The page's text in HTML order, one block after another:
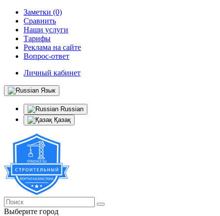
Заметки (0)
Сравнить
Наши услуги
Тарифы
Реклама на сайте
Вопрос-ответ
Личный кабинет
Язык
Russian
Қазақ
Выберите город